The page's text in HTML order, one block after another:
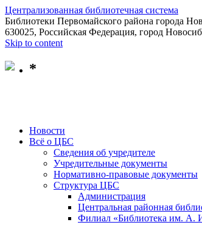
Централизованная библиотечная система
Библиотеки Первомайского района города
630025, Российская Федерация, город
Skip to content
*
Новости
Всё о ЦБС
Сведения об учредителе
Учредительные документы
Нормативно-правовые документы
Структура ЦБС
Администрация
Центральная районная
Филиал «Библиотека им. А.